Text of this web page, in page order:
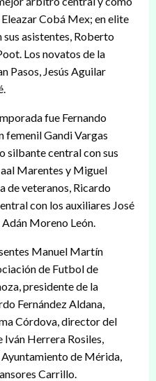
Cobá Mex; en elite
asistentes, Roberto
Los novatos de la
Pasos, Jesús Aguilar
fue Fernando
femenil Gandi Vargas
silbante central con sus
Marentes y Miguel
de veteranos, Ricardo
con los auxiliares José
Moreno León.
Manuel Martín
de Futbol de
presidente de la
Fernández Aldana,
Córdova, director del
Herrera Rosiles,
de Mérida,
Carrillo.